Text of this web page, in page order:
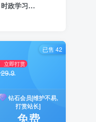
✅ 模块八：结语 —— 时政学习，从体系化出发
立即打赏
29.9
钻石会员[维护不易,
打赏站长]
免费
已售 42